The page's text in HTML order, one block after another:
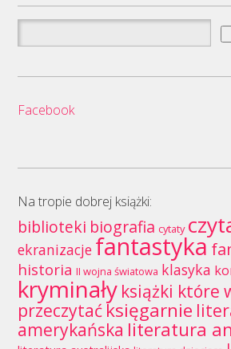
Szukaj:
Facebook
Na tropie dobrej książki:
biblioteki biografia cytaty
ekranizacje fantastyka
historia II wojna światowa klasyka
kryminały książki które
przeczytaćksięgarnie
amerykańska literatura